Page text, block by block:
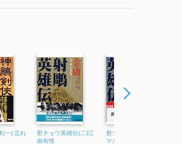
(一) 忘れ
射チョウ英雄伝(二)江
南有情
射チョウ英雄伝(五)サ
マルカンドの攻防